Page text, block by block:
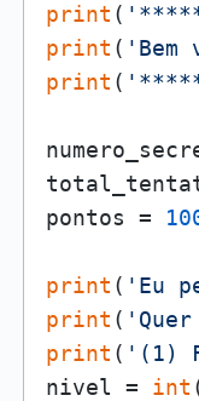
print (
print (
print (
pontos =
print ( 'Eu
print (
print ( '(1)
nivel = int